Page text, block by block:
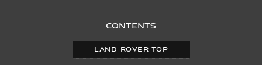
CONTENTS
LAND ROVER TOP